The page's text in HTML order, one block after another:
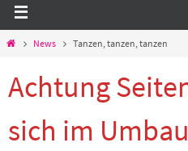
StartNews Tanzen, tanzen, tanzen
Achtung
sich im